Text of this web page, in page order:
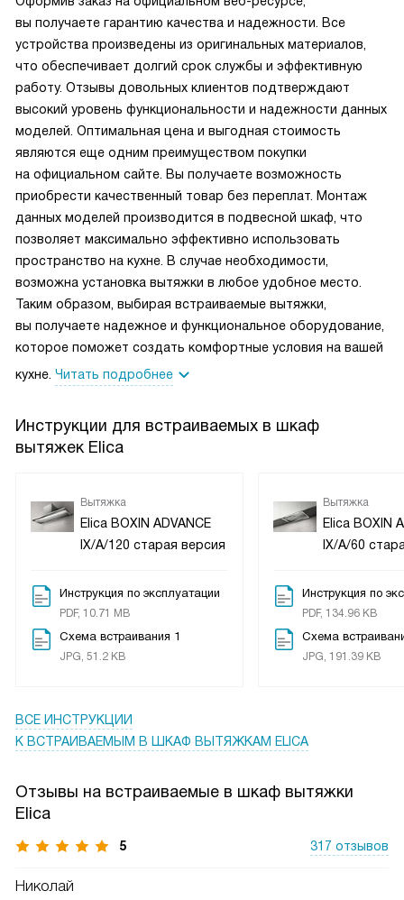
вы получаете гарантию качества и надежности. Все
устройства произведены из оригинальных материалов,
что обеспечивает долгий срок службы и эффективную
работу. Отзывы довольных клиентов подтверждают
высокий уровень функциональности и надежности данных
моделей. Оптимальная цена и выгодная стоимость
являются еще одним преимуществом покупки
на официальном сайте. Вы получаете возможность
приобрести качественный товар без переплат. Монтаж
данных моделей производится в подвесной шкаф, что
позволяет максимально эффективно использовать
пространство на кухне. В случае необходимости,
возможна установка вытяжки в любое удобное место.
Таким образом, выбирая встраиваемые вытяжки,
вы получаете надежное и функциональное оборудование,
которое поможет создать комфортные условия на вашей
кухне. Читать подробнее
Инструкции для встраиваемых в шкаф
вытяжек Elica
Вытяжка
Elica BOXIN ADVANCE
IX/A/120 старая версия
Инструкция по эксплуатации
PDF, 10.71 MB
Схема встраивания 1
JPG, 51.2 KB
Вытяжка
Elica BOXIN
IX/A/60
Инструкция по
PDF, 134.96 KB
Схема
JPG, 191.39 KB
ВСЕ ИНСТРУКЦИИ
К ВСТРАИВАЕМЫМ В ШКАФ ВЫТЯЖКАМ ELICA
Отзывы на встраиваемые в шкаф вытяжки
Elica
5 317 отзывов
Николай